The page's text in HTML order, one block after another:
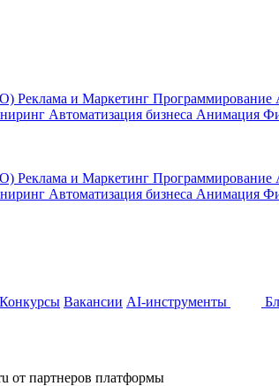
Реклама и Маркетинг Программирование
Автоматизация бизнеса Анимация
Реклама и Маркетинг Программирование
Автоматизация бизнеса Анимация
Конкурсы Вакансии AI-инструменты
от партнеров платформы